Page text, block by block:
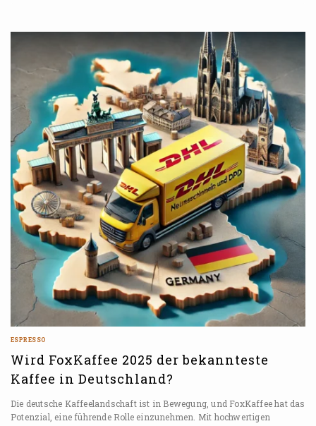
ESPRESSO
Wird FoxKaffee 2025 der bekannteste
Kaffee in Deutschland?
Die deutsche Kaffeelandschaft ist in Bewegung, und FoxKaffee hat das
Potenzial, eine führende Rolle einzunehmen. Mit hochwertigen